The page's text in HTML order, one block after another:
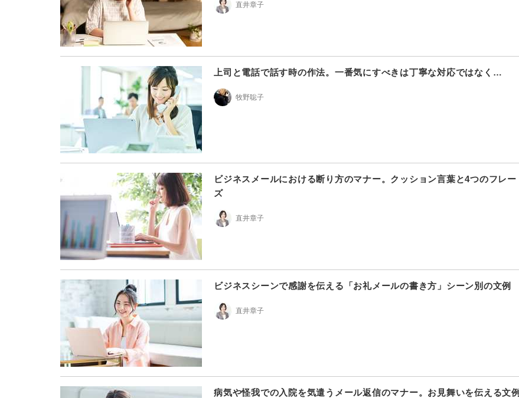
直井章子
上司と電話で話す時の作法。一番気にすべきは丁寧な対応ではなく…
牧野聡子
ビジネスメールにおける断り方のマナー。クッション言葉と4つのフレー
ズ
直井章子
ビジネスシーンで感謝を伝える「お礼メールの書き方」シーン別の文例
直井章子
病気や怪我での入院を気遣うメール返信のマナー。お見舞いを伝える文例